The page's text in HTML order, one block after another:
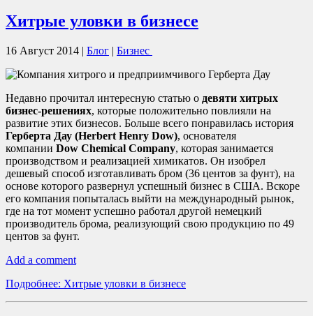
Хитрые уловки в бизнесе
16 Август 2014 | Блог | Бизнес
Недавно прочитал интересную статью о девяти хитрых
бизнес-решениях, которые положительно повлияли на
развитие этих бизнесов. Больше всего понравилась история
Герберта Дау (Herbert Henry Dow), основателя
компании Dow Chemical Company, которая занимается
производством и реализацией химикатов. Он изобрел
дешевый способ изготавливать бром (36 центов за фунт), на
основе которого развернул успешный бизнес в США. Вскоре
его компания попыталась выйти на международный рынок,
где на тот момент успешно работал другой немецкий
производитель брома, реализующий свою продукцию по 49
центов за фунт.
Add a comment
Подробнее: Хитрые уловки в бизнесе